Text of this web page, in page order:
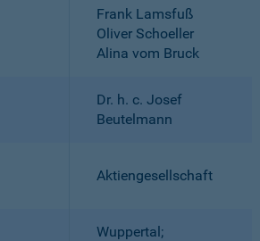
Frank Lamsfuß
Oliver Schoeller
Alina vom Bruck
Dr. h. c. Josef
Beutelmann
Aktiengesellschaft
Wuppertal;